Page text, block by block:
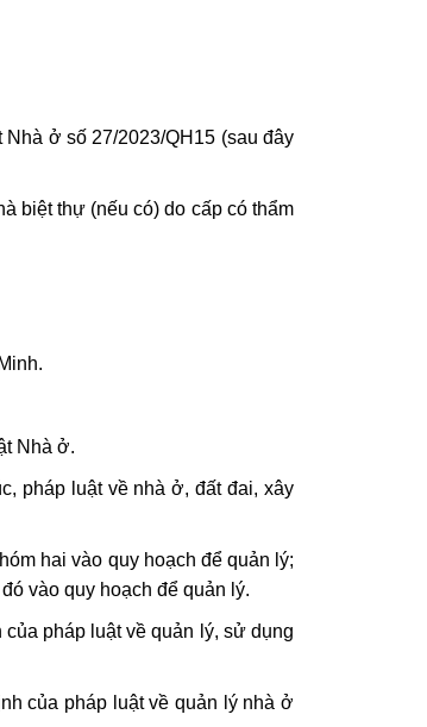
ở số 27/2023/QH15 (sau đây
biệt thự (nếu có) do cấp có thẩm
Nhà ở.
pháp luật về nhà ở, đất đai, xây
hai vào quy hoạch để quản lý;
vào quy hoạch để quản lý.
pháp luật về quản lý, sử dụng
của pháp luật về quản lý nhà ở